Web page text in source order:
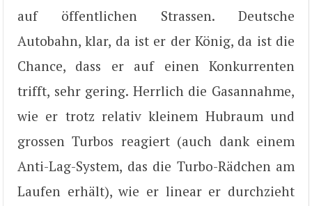
auf öffentlichen Strassen. Deutsche
Autobahn, klar, da ist er der König, da ist die
Chance, dass er auf einen Konkurrenten
trifft, sehr gering. Herrlich die Gasannahme,
wie er trotz relativ kleinem Hubraum und
grossen Turbos reagiert (auch dank einem
Anti-Lag-System, das die Turbo-Rädchen am
Laufen erhält), wie er linear er durchzieht